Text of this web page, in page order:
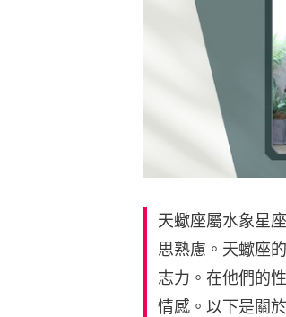
天蠍座屬水象星
思熟慮。天蠍座
志力。在他們的
情感。以下是關